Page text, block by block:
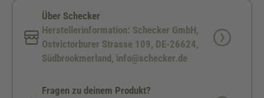
Über Schecker
Herstellerinformation: Schecker GmbH,
Ostvictorburer Strasse 109, DE-26624,
Südbrookmerland, info@schecker.de
Fragen zu deinem Produkt?